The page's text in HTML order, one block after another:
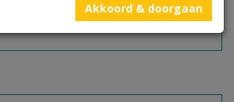
Akkoord & doorgaan